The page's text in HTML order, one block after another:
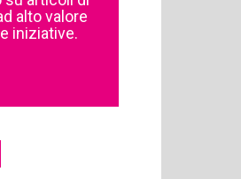
alto valore
iniziative.